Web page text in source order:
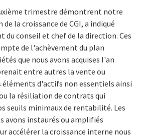
trimestre démontrent notre
la croissance de CGI, a indiqué
du conseil et chef de la direction. Ces
de l'achèvement du plan
que nous avons acquises l'an
entre autres la vente ou
éléments d'actifs non essentiels ainsi
la résiliation de contrats qui
seuils minimaux de rentabilité. Les
avons instaurés ou amplifiés
accélérer la croissance interne nous